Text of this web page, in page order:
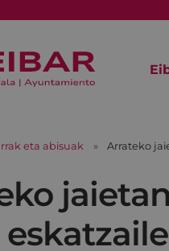
eta abisuak Arrateko